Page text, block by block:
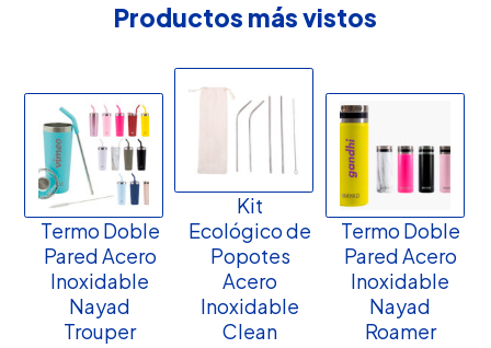
Productos más vistos
Termo Doble
Pared Acero
Inoxidable
Nayad
Trouper
Kit
Ecológico de
Popotes
Acero
Inoxidable
Clean
Termo Doble
Pared Acero
Inoxidable
Nayad
Roamer